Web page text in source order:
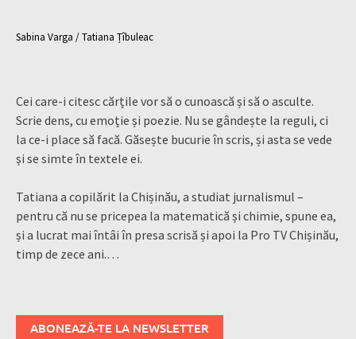
Sabina Varga / Tatiana Țîbuleac
Cei care-i citesc cărțile vor să o cunoască și să o asculte.
Scrie dens, cu emoție și poezie. Nu se gândește la reguli, ci
la ce-i place să facă. Găsește bucurie în scris, și asta se vede
și se simte în textele ei.
Tatiana a copilărit la Chișinău, a studiat jurnalismul –
pentru că nu se pricepea la matematică și chimie, spune ea,
și a lucrat mai întâi în presa scrisă și apoi la Pro TV Chișinău,
timp de zece ani.…
ABONEAZĂ-TE LA NEWSLETTER